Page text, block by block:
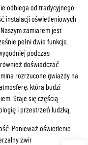
odbiega od tradycyjnego
instalacji oświetleniowych
zamiarem jest
pełni dwie funkcje.
podczas
doświadczać
rozrzucone gwiazdy na
która budzi
Staje się częścią
i przestrzeń ludzką.
Ponieważ oświetlenie
żwir